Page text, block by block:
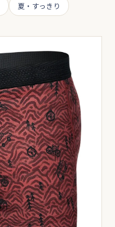
夏・すっきり